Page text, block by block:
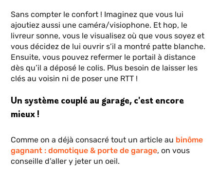
Sans compter le confort ! Imaginez que vous lui
ajoutiez aussi une caméra/visiophone. Et hop, le
livreur sonne, vous le visualisez où que vous soyez et
vous décidez de lui ouvrir s’il a montré patte blanche.
Ensuite, vous pouvez refermer le portail à distance
dès qu’il a déposé le colis. Plus besoin de laisser les
clés au voisin ni de poser une RTT !
Un système couplé au garage, c'est encore
mieux !
Comme on a déjà consacré tout un article au binôme
gagnant : domotique & porte de garage, on vous
conseille d’aller y jeter un oeil.